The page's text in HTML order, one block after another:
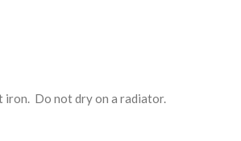
iron. Do not dry on a radiator.